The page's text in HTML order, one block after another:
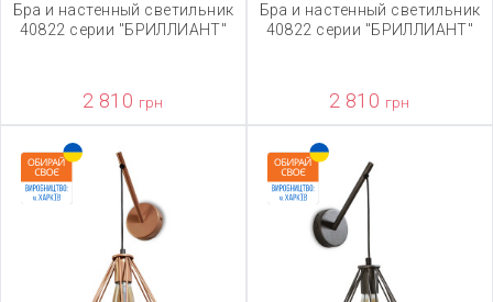
Бра и настенный светильник
40822 серии "БРИЛЛИАНТ"
2 810 грн
Бра и настенный светильник
40822 серии "БРИЛЛИАНТ"
2 810 грн